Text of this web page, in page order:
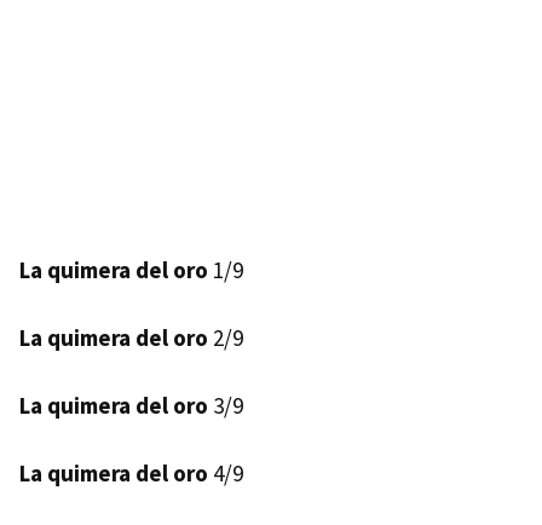
La quimera del oro 1/9
La quimera del oro 2/9
La quimera del oro 3/9
La quimera del oro 4/9